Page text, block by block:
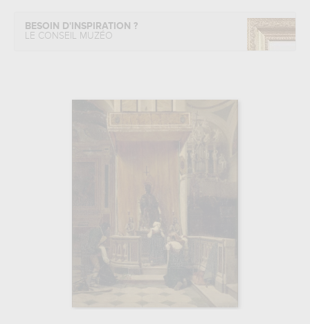
BESOIN D'INSPIRATION ?
LE CONSEIL MUZÉO